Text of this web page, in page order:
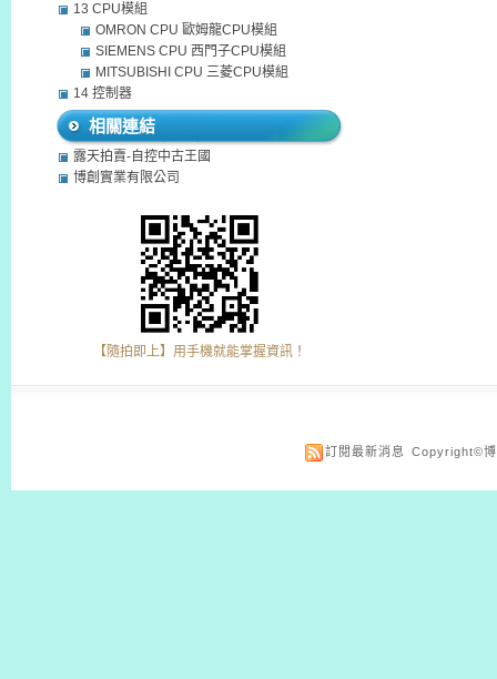
13 CPU模組
OMRON CPU 歐姆龍CPU模組
SIEMENS CPU 西門子CPU模組
MITSUBISHI CPU 三菱CPU模組
14 控制器
相關連結
露天拍賣-自控中古王國
博創實業有限公司
【隨拍即上】用手機就能掌握資訊！
訂閱最新消息 Copyright©